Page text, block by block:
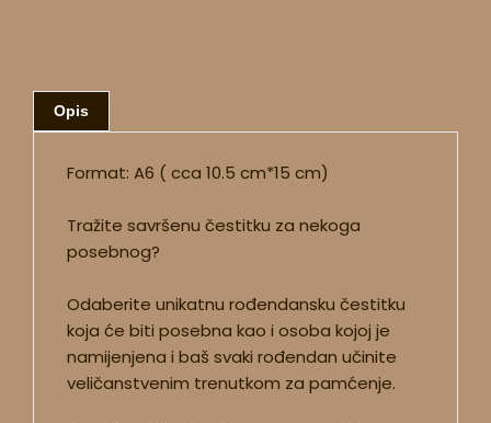
Opis
Format: A6 ( cca 10.5 cm*15 cm)
Tražite savršenu čestitku za nekoga
posebnog?
Odaberite unikatnu rođendansku čestitku
koja će biti posebna kao i osoba kojoj je
namijenjena i baš svaki rođendan učinite
veličanstvenim trenutkom za pamćenje.